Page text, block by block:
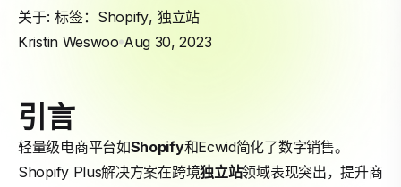
关于: 标签： Shopify, 独立站
Kristin Weswoo Aug 30, 2023
引言
轻量级电商平台如Shopify和Ecwid简化了数字销售。
Shopify Plus解决方案在跨境独立站领域表现突出，提升商